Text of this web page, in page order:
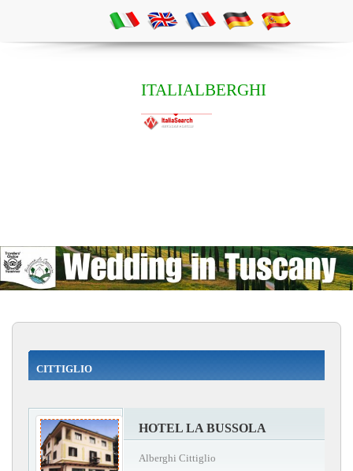
ITALIALBERGHI
CITTIGLIO
HOTEL LA BUSSOLA
Alberghi Cittiglio